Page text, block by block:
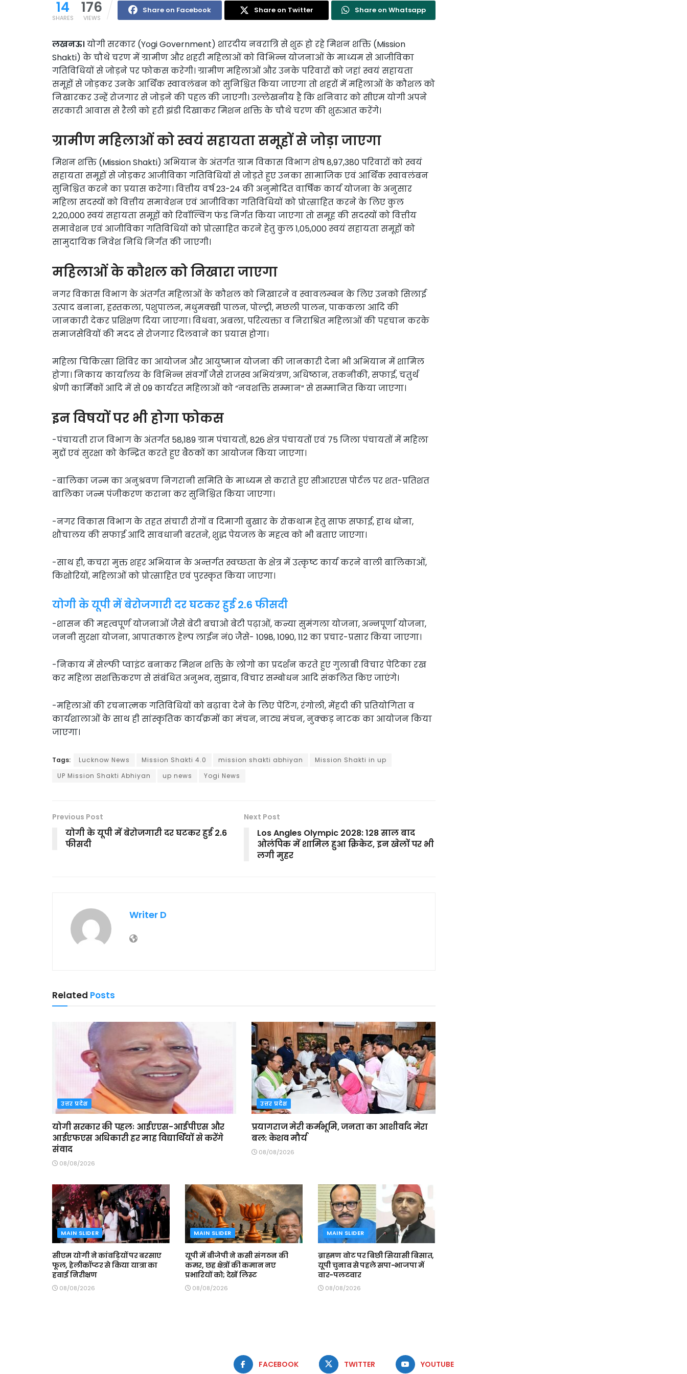
14
SHARES
176
VIEWS
Share on Facebook Share on Twitter Share on Whatsapp
लखनऊ। योगी सरकार (Yogi Government) शारदीय नवरात्रि से शुरू हो रहे मिशन शक्ति (Mission
Shakti) के चौथे चरण में ग्रामीण और शहरी महिलाओं को विभिन्न योजनाओं के माध्यम से आजीविका
गतिविधियों से जोड़ने पर फोकस करेगी। ग्रामीण महिलाओं और उनके परिवारों को जहां स्वयं सहायता
समूहों से जोड़कर उनके आर्थिक स्वावलंबन को सुनिश्चित किया जाएगा तो शहरों में महिलाओं के कौशल को
निखारकर उन्हें रोजगार से जोड़ने की पहल की जाएगी। उल्लेखनीय है कि शनिवार को सीएम योगी अपने
सरकारी आवास से रैली को हरी झंडी दिखाकर मिशन शक्ति के चौथे चरण की शुरुआत करेंगे।
ग्रामीण महिलाओं को स्वयं सहायता समूहों से जोड़ा जाएगा
मिशन शक्ति (Mission Shakti) अभियान के अंतर्गत ग्राम विकास विभाग शेष 8,97,380 परिवारों को स्वयं
सहायता समूहों से जोड़कर आजीविका गतिविधियों से जोड़ते हुए उनका सामाजिक एवं आर्थिक स्वावलंबन
सुनिश्चित करने का प्रयास करेगा। वित्तीय वर्ष 23-24 की अनुमोदित वार्षिक कार्य योजना के अनुसार
महिला सदस्यों को वित्तीय समावेशन एवं आजीविका गतिविधियों को प्रोत्साहित करने के लिए कुल
2,20,000 स्वयं सहायता समूहों को रिवॉल्विंग फंड निर्गत किया जाएगा तो समूह की सदस्यों को वित्तीय
समावेशन एवं आजीविका गतिविधियों को प्रोत्साहित करने हेतु कुल 1,05,000 स्वयं सहायता समूहों को
सामुदायिक निवेश निधि निर्गत की जाएगी।
महिलाओं के कौशल को निखारा जाएगा
नगर विकास विभाग के अंतर्गत महिलाओं के कौशल को निखारने व स्वावलम्बन के लिए उनको सिलाई
उत्पाद बनाना, हस्तकला, पशुपालन, मधुमक्खी पालन, पोल्ट्री, मछली पालन, पाककला आदि की
जानकारी देकर प्रशिक्षण दिया जाएगा। विधवा, अबला, परित्यक्ता व निराश्रित महिलाओं की पहचान करके
समाजसेवियों की मदद से रोजगार दिलवाने का प्रयास होगा।
महिला चिकित्सा शिविर का आयोजन और आयुष्मान योजना की जानकारी देना भी अभियान में शामिल
होगा। निकाय कार्यालय के विभिन्न संवर्गों जैसे राजस्व अभियंत्रण, अधिष्ठान, तकनीकी, सफाई, चतुर्थ
श्रेणी कार्मिकों आदि में से 09 कार्यरत महिलाओं को “नवशक्ति सम्मान” से सम्मानित किया जाएगा।
इन विषयों पर भी होगा फोकस
-पंचायती राज विभाग के अंतर्गत 58,189 ग्राम पंचायतों, 826 क्षेत्र पंचायतों एवं 75 जिला पंचायतों में महिला
मुद्दों एवं सुरक्षा को केन्द्रित करते हुए बैठकों का आयोजन किया जाएगा।
-बालिका जन्म का अनुश्रवण निगरानी समिति के माध्यम से कराते हुए सीआरएस पोर्टल पर शत-प्रतिशत
बालिका जन्म पंजीकरण कराना कर सुनिश्चित किया जाएगा।
-नगर विकास विभाग के तहत संचारी रोगों व दिमागी बुखार के रोकथाम हेतु साफ सफाई, हाथ धोना,
शौचालय की सफाई आदि सावधानी बरतने, शुद्ध पेयजल के महत्व को भी बताए जाएगा।
-साथ ही, कचरा मुक्त शहर अभियान के अन्तर्गत स्वच्छता के क्षेत्र में उत्कृष्ट कार्य करने वाली बालिकाओं,
किशोरियों, महिलाओं को प्रोत्साहित एवं पुरस्कृत किया जाएगा।
योगी के यूपी में बेरोजगारी दर घटकर हुई 2.6 फीसदी
-शासन की महत्वपूर्ण योजनाओं जैसे बेटी बचाओ बेटी पढ़ाओं, कन्या सुमंगला योजना, अन्नपूर्णा योजना,
जननी सुरक्षा योजना, आपातकाल हेल्प लाईन नं0 जैसे- 1098, 1090, 112 का प्रचार-प्रसार किया जाएगा।
-निकाय में सेल्फी प्वाइंट बनाकर मिशन शक्ति के लोगो का प्रदर्शन करते हुए गुलाबी विचार पेटिका रख
कर महिला सशक्तिकरण से संबंधित अनुभव, सुझाव, विचार सम्बोधन आदि संकलित किए जाएंगे।
-महिलाओं की रचनात्मक गतिविधियों को बढ़ावा देने के लिए पेंटिंग, रंगोली, मेंहदी की प्रतियोगिता व
कार्यशालाओं के साथ ही सांस्कृतिक कार्यक्रमों का मंचन, नाट्य मंचन, नुक्कड़ नाटक का आयोजन किया
जाएगा।
Tags: Lucknow News Mission Shakti 4.0 mission shakti abhiyan
Mission Shakti in up
UP Mission Shakti Abhiyan
up news Yogi News
Previous Post
योगी के यूपी में बेरोजगारी दर घटकर हुई 2.6
फीसदी
Next Post
Los Angles Olympic 2028: 128 साल बाद
ओलंपिक में शामिल हुआ क्रिकेट, इन खेलों पर भी
लगी मुहर
Writer D
Related Posts
उत्तर प्रदेश
योगी सरकार की पहलः आईएएस-आईपीएस और
आईएफएस अधिकारी हर माह विद्यार्थियों से करेंगे
संवाद
08/08/2026
उत्तर प्रदेश
प्रयागराज मेरी कर्मभूमि, जनता का आशीर्वाद मेरा
बल: केशव मौर्य
08/08/2026
MAIN SLIDER
सीएम योगी ने कांवड़ियों पर बरसाए
फूल, हेलीकॉप्टर से किया यात्रा का
हवाई निरीक्षण
08/08/2026
MAIN SLIDER
यूपी में बीजेपी ने कसी संगठन की
कमर, छह क्षेत्रों की कमान नए
प्रभारियों को; देखें लिस्ट
08/08/2026
MAIN SLIDER
ब्राह्मण वोट पर बिछी सियासी बिसात,
यूपी चुनाव से पहले सपा-भाजपा में
वार-पलटवार
08/08/2026
FACEBOOK TWITTER YOUTUBE